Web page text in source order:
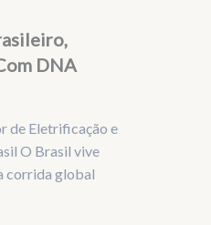
DNA
de Eletrificação e
O Brasil vive
corrida global